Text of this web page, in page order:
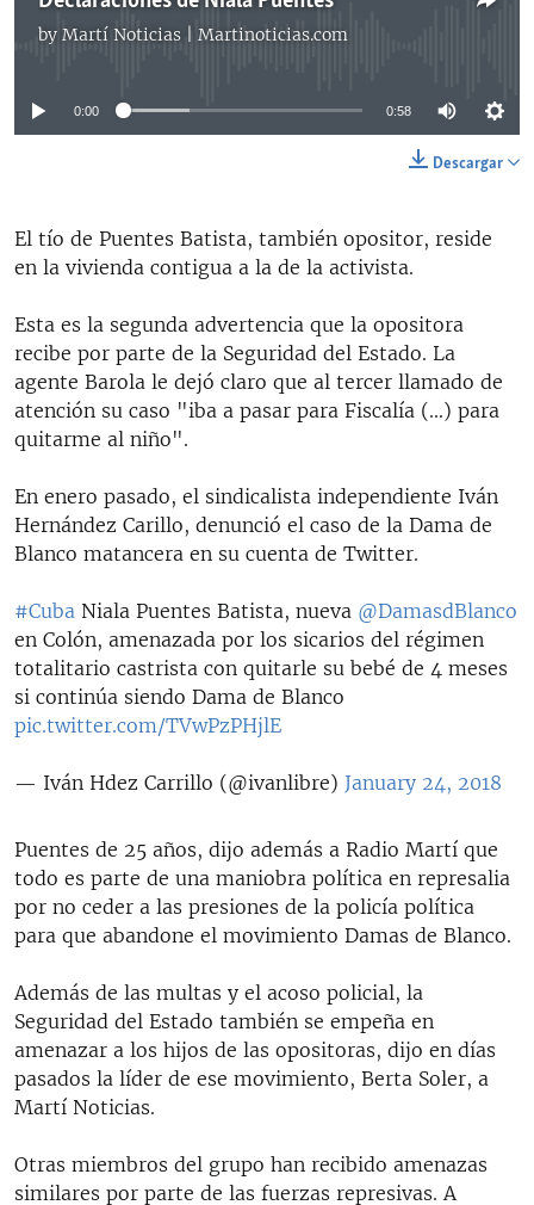
by Martí Noticias | Martinoticias.com
No media source currently available
0:00 0:58
Descargar
El tío de Puentes Batista, también opositor, reside
en la vivienda contigua a la de la activista.
Esta es la segunda advertencia que la opositora
recibe por parte de la Seguridad del Estado. La
agente Barola le dejó claro que al tercer llamado de
atención su caso "iba a pasar para Fiscalía (...) para
quitarme al niño".
En enero pasado, el sindicalista independiente Iván
Hernández Carillo, denunció el caso de la Dama de
Blanco matancera en su cuenta de Twitter.
#Cuba Niala Puentes Batista, nueva @DamasdBlanco
en Colón, amenazada por los sicarios del régimen
totalitario castrista con quitarle su bebé de 4 meses
si continúa siendo Dama de Blanco
pic.twitter.com/TVwPzPHjlE
— Iván Hdez Carrillo (@ivanlibre) January 24, 2018
Puentes de 25 años, dijo además a Radio Martí que
todo es parte de una maniobra política en represalia
por no ceder a las presiones de la policía política
para que abandone el movimiento Damas de Blanco.
Además de las multas y el acoso policial, la
Seguridad del Estado también se empeña en
amenazar a los hijos de las opositoras, dijo en días
pasados la líder de ese movimiento, Berta Soler, a
Martí Noticias.
Otras miembros del grupo han recibido amenazas
similares por parte de las fuerzas represivas. A